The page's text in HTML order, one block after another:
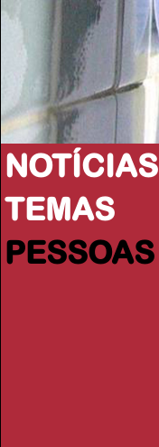
NOTÍCIAS
TEMAS
PESSOAS